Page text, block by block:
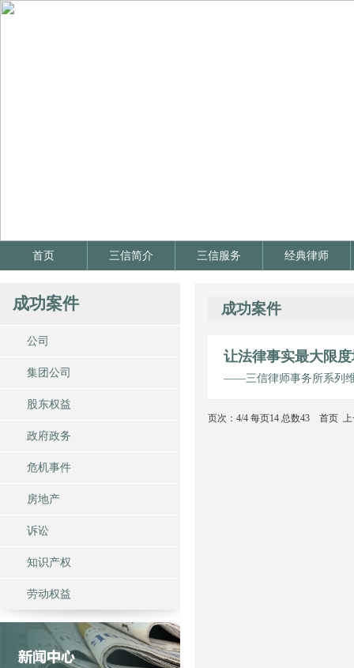
首页 三信简介 三信服务 经典律师
成功案件
公司
集团公司
股东权益
政府政务
危机事件
房地产
诉讼
知识产权
劳动权益
成功案件
让法律事实最大限
——三信律师事务所系列
页次：4/4 每页14 总数43 首页